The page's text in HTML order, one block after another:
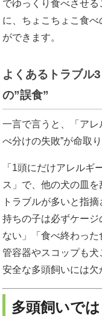
でゆっくり食べさせ
に、ちょこちょこ食
ができます。
よくあるトラブル
の”誤食”
一言で言うと、「アレ
べ分けの失敗”が命取
「1頭にだけアレルギ
ス」で、他の犬の皿
トラブルが多いと指
持ちの子は必ずケー
ない」「食べ終わっ
管容器やスコップも犬
安全な多頭飼いには欠
多頭飼いで